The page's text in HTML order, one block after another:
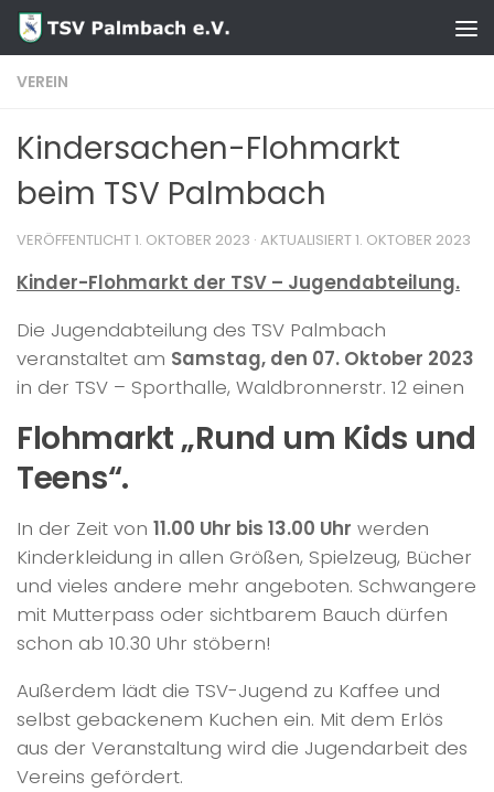
Zum Inhalt springen
VEREIN
Kindersachen-Flohmarkt
beim TSV Palmbach
VERÖFFENTLICHT1. OKTOBER 2023 · AKTUALISIERT1. OKTOBER 2023
Kinder-Flohmarkt der TSV – Jugendabteilung.
Die Jugendabteilung des TSV Palmbach
veranstaltet am Samstag, den 07. Oktober 2023
in der TSV – Sporthalle, Waldbronnerstr. 12 einen
Flohmarkt „Rund um Kids und
Teens“.
In der Zeit von 11.00 Uhr bis 13.00 Uhr werden
Kinderkleidung in allen Größen, Spielzeug, Bücher
und vieles andere mehr angeboten. Schwangere
mit Mutterpass oder sichtbarem Bauch dürfen
schon ab 10.30 Uhr stöbern!
Außerdem lädt die TSV-Jugend zu Kaffee und
selbst gebackenem Kuchen ein. Mit dem Erlös
aus der Veranstaltung wird die Jugendarbeit des
Vereins gefördert.